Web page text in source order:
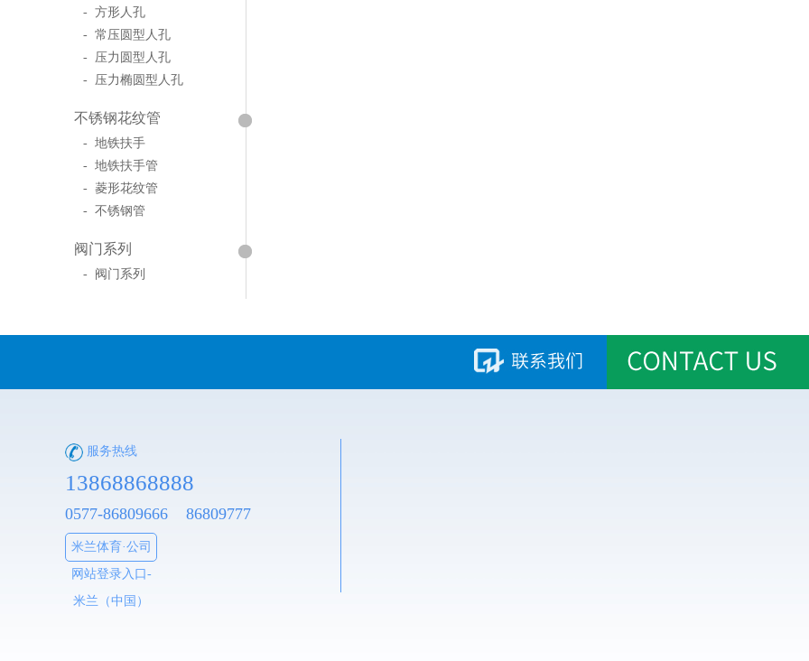
- 方形人孔
- 常压圆型人孔
- 压力圆型人孔
- 压力椭圆型人孔
不锈钢花纹管
- 地铁扶手
- 地铁扶手管
- 菱形花纹管
- 不锈钢管
阀门系列
- 阀门系列
服务热线
13868868888
0577-86809666 86809777
米兰体育·公司
网站登录入口-
米兰（中国）